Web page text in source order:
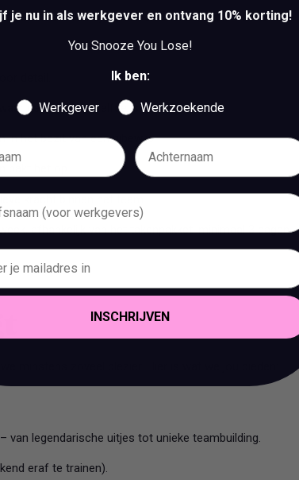
die houdt van dynamiek en snel schakelen. Dit is wat
detail.
geen dag hetzelfde is.
in het bezit van een rijbewijs.
het op.
kracht binnen het team.
afhankelijk van het takenpakket, minimaal 3 dagen
minstens zoveel plezier. Hier is wat we jou bieden:
van legendarische uitjes tot unieke teambuilding.
eraf te trainen).
je nu in als werkgever en ontvang 10% korting!
You Snooze You Lose!
Ik ben:
Werkgever Werkzoekende
INSCHRIJVEN